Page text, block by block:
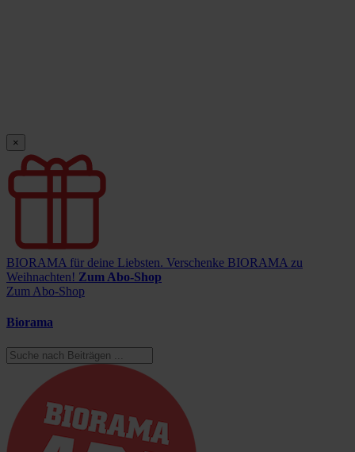
×
BIORAMA für deine Liebsten. Verschenke BIORAMA zu
Weihnachten! Zum Abo-Shop
Zum Abo-Shop
Biorama